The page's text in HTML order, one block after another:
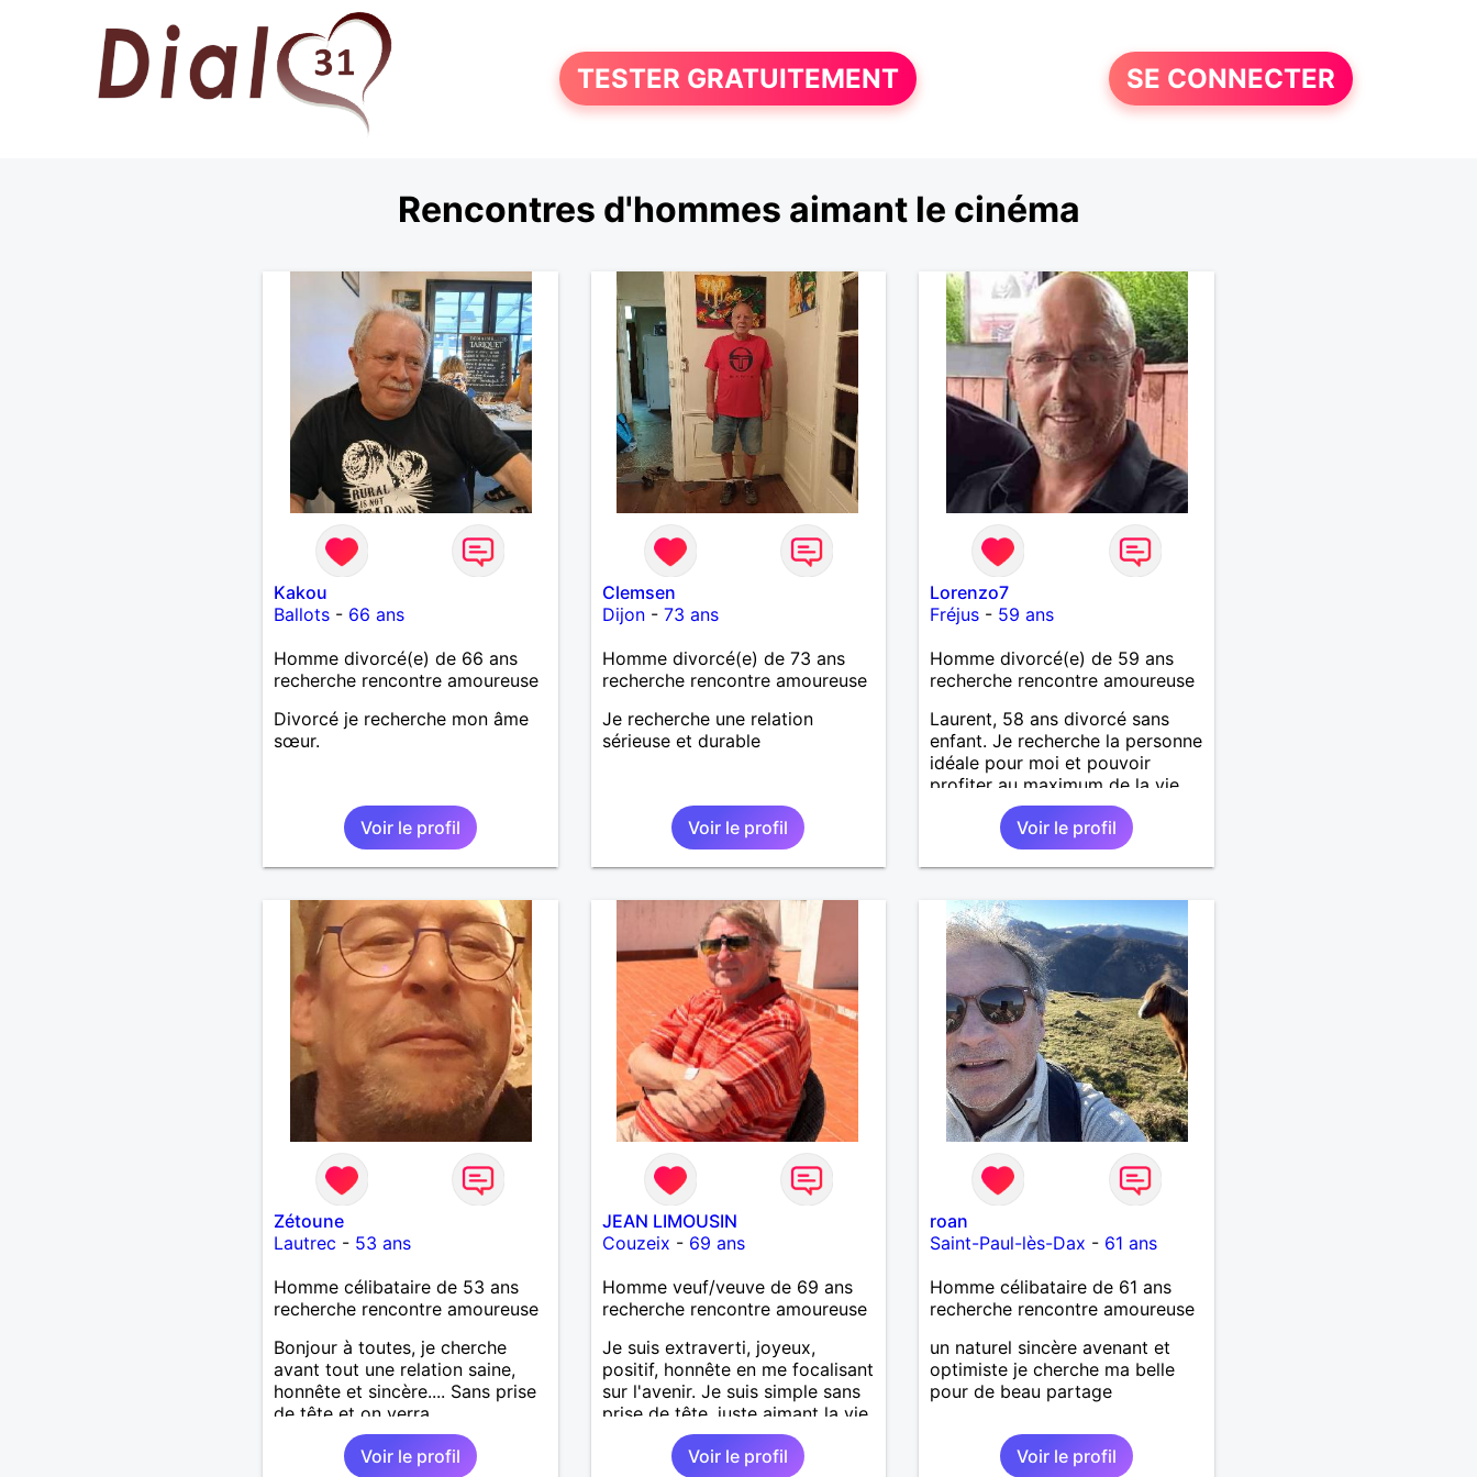
TESTER GRATUITEMENT SE CONNECTER
Rencontres d'hommes aimant le cinéma
Kakou
Ballots- 66 ans
Homme divorcé(e) de 66 ans
recherche rencontre amoureuse
Divorcé je recherche mon âme
sœur.
Voir le profil
Clemsen
Dijon- 73 ans
Homme divorcé(e) de 73 ans
recherche rencontre amoureuse
Je recherche une relation
sérieuse et durable
Voir le profil
Lorenzo7
Fréjus - 59 ans
Homme divorcé(e) de 59 ans
recherche rencontre amoureuse
Laurent, 58 ans divorcé sans
enfant. Je recherche la personne
idéale pour moi et pouvoir
profiter au maximum de la vie
de couple
Voir le profil
Zétoune
Lautrec - 53 ans
Homme célibataire de 53 ans
recherche rencontre amoureuse
Bonjour à toutes, je cherche
avant tout une relation saine,
honnête et sincère.... Sans prise
de tête et on verra
Voir le profil
JEAN LIMOUSIN
Couzeix - 69 ans
Homme veuf/veuve de 69 ans
recherche rencontre amoureuse
Je suis extraverti, joyeux,
positif, honnête en me focalisant
sur l'avenir. Je suis simple sans
prise de tête, juste aimant la vie.
Toujours en pensées positives,
heureux de vivre. Malgré mon
Voir le profil
roan
Saint-Paul-lès-Dax - 61 ans
Homme célibataire de 61 ans
recherche rencontre amoureuse
un naturel sincère avenant et
optimiste je cherche ma belle
pour de beau partage
Voir le profil